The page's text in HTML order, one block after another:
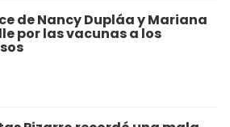
de Nancy Dupláa y Mariana
por las vacunas a los